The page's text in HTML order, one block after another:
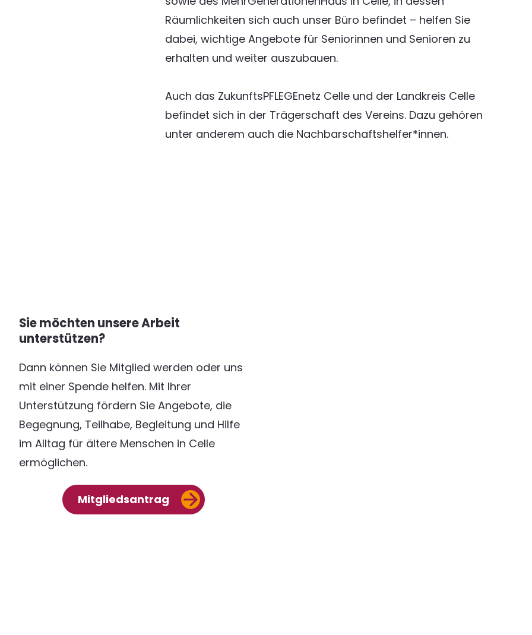
Räumlichkeiten sich auch unser Büro befindet – helfen Sie
dabei, wichtige Angebote für Seniorinnen und Senioren zu
erhalten und weiter auszubauen.
Auch das ZukunftsPFLEGEnetz Celle und der Landkreis Celle
befindet sich in der Trägerschaft des Vereins. Dazu gehören
unter anderem auch die Nachbarschaftshelfer*innen.
Sie möchten unsere Arbeit
unterstützen?
Dann können Sie Mitglied werden oder uns
mit einer Spende helfen. Mit Ihrer
Unterstützung fördern Sie Angebote, die
Begegnung, Teilhabe, Begleitung und Hilfe
im Alltag für ältere Menschen in Celle
ermöglichen.
Mitgliedsantrag